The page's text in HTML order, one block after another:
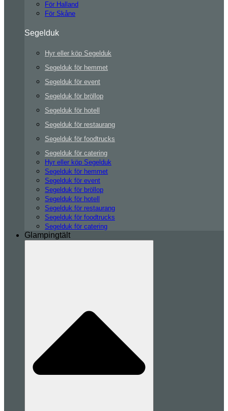
För Halland
För Skåne
Segelduk
Hyr eller köp Segelduk
Segelduk för hemmet
Segelduk för event
Segelduk för bröllop
Segelduk för hotell
Segelduk för restaurang
Segelduk för foodtrucks
Segelduk för catering
Hyr eller köp Segelduk
Segelduk för hemmet
Segelduk för event
Segelduk för bröllop
Segelduk för hotell
Segelduk för restaurang
Segelduk för foodtrucks
Segelduk för catering
Glampingtält